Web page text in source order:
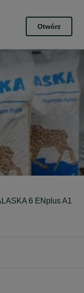
Otwórz
6 ENplus A1